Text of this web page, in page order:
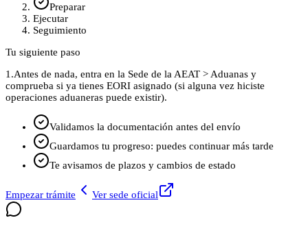
Preparar
Ejecutar
Seguimiento
Tu siguiente paso
1.Antes de nada, entra en la Sede de la AEAT > Aduanas y
comprueba si ya tienes EORI asignado (si alguna vez hiciste
operaciones aduaneras puede existir).
Validamos la documentación antes del envío
Guardamos tu progreso: puedes continuar más tarde
Te avisamos de plazos y cambios de estado
Empezar trámite Ver sede oficial